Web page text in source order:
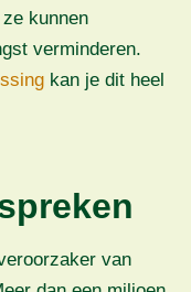
kunnen
verminderen.
kan je dit heel
van